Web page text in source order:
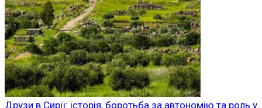
Друзи в Сирії: історія, боротьба за автономію та роль у